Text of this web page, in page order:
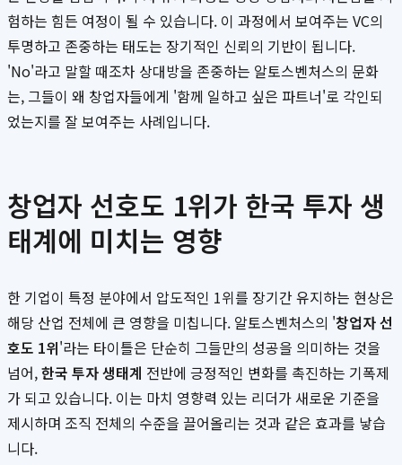
험하는 힘든 여정이 될 수 있습니다. 이 과정에서 보여주는 VC의
투명하고 존중하는 태도는 장기적인 신뢰의 기반이 됩니다.
'No'라고 말할 때조차 상대방을 존중하는 알토스벤처스의 문화
는, 그들이 왜 창업자들에게 '함께 일하고 싶은 파트너'로 각인되
었는지를 잘 보여주는 사례입니다.
창업자 선호도 1위가 한국 투자 생
태계에 미치는 영향
한 기업이 특정 분야에서 압도적인 1위를 장기간 유지하는 현상은
해당 산업 전체에 큰 영향을 미칩니다. 알토스벤처스의 '창업자 선
호도 1위'라는 타이틀은 단순히 그들만의 성공을 의미하는 것을
넘어,한국 투자 생태계 전반에 긍정적인 변화를 촉진하는 기폭제
가 되고 있습니다. 이는 마치 영향력 있는 리더가 새로운 기준을
제시하며 조직 전체의 수준을 끌어올리는 것과 같은 효과를 낳습
니다.